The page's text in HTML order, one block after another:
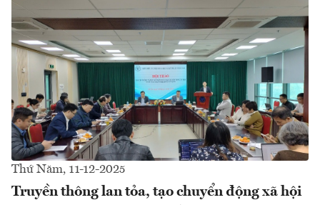
Thứ Năm, 11-12-2025
Truyền thông lan tỏa, tạo chuyển động xã hội